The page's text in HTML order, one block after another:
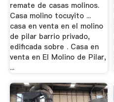
remate de casas molinos.
Casa molino tocuyito ...
casa en venta en el molino
de pilar barrio privado,
edificada sobre . Casa en
venta en El Molino de Pilar,
...